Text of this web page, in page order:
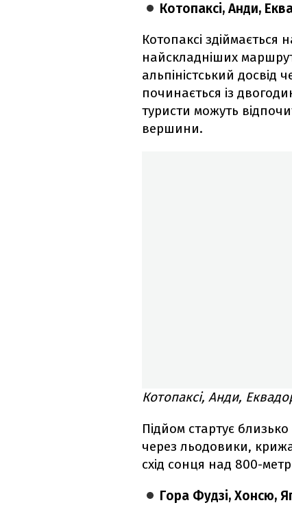
Котопаксі, Анди,
Котопаксі здіймається
найскладніших
альпіністський досвід
починається із
туристи можуть
вершини.
Котопаксі, Анди,
Підйом стартує
через льодовики,
схід сонця над 800-
Гора Фудзі, Хонсю,